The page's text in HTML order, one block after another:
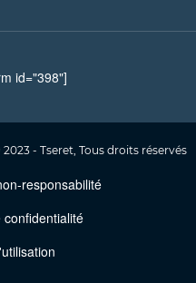
id="398"]
- Tseret, Tous droits réservés
responsabilité
confidentialité